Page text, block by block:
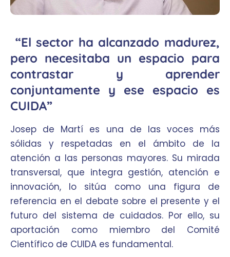
“El sector ha alcanzado madurez,
pero necesitaba un espacio para
contrastar y aprender
conjuntamente y ese espacio es
CUIDA”
Josep de Martí es una de las voces más
sólidas y respetadas en el ámbito de la
atención a las personas mayores. Su mirada
transversal, que integra gestión, atención e
innovación, lo sitúa como una figura de
referencia en el debate sobre el presente y el
futuro del sistema de cuidados. Por ello, su
aportación como miembro del Comité
Científico de CUIDA es fundamental.